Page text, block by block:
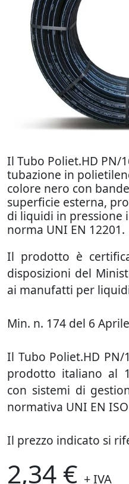
Il Tubo Poliet.HD PN/
tubazione in
colore nero con
superficie esterna,
di liquidi in pressione
norma UNI EN 12201.
Il prodotto è
disposizioni del
ai manufatti per
Min. n. 174 del 6
Il Tubo Poliet.HD PN/
prodotto italiano al
con sistemi di
normativa UNI EN
Il prezzo indicato si
2,34 € + IVA